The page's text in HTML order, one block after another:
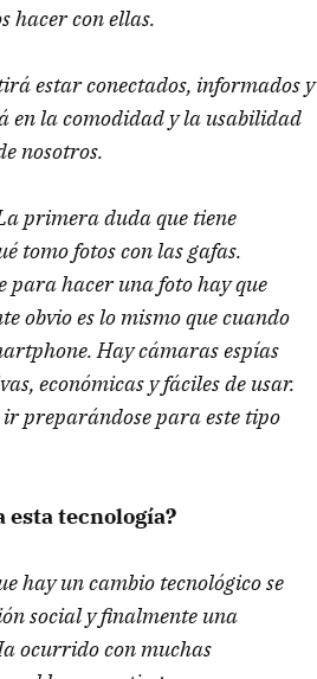
hacer con ellas.
estar conectados, informados y
en la comodidad y la usabilidad
nosotros.
primera duda que tiene
tomo fotos con las gafas.
para hacer una foto hay que
obvio es lo mismo que cuando
Hay cámaras espías
económicas y fáciles de usar.
ir preparándose para este tipo
esta tecnología?
hay un cambio tecnológico se
social y finalmente una
ocurrido con muchas